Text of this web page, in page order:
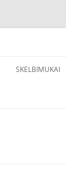
SKELBIMUKAI